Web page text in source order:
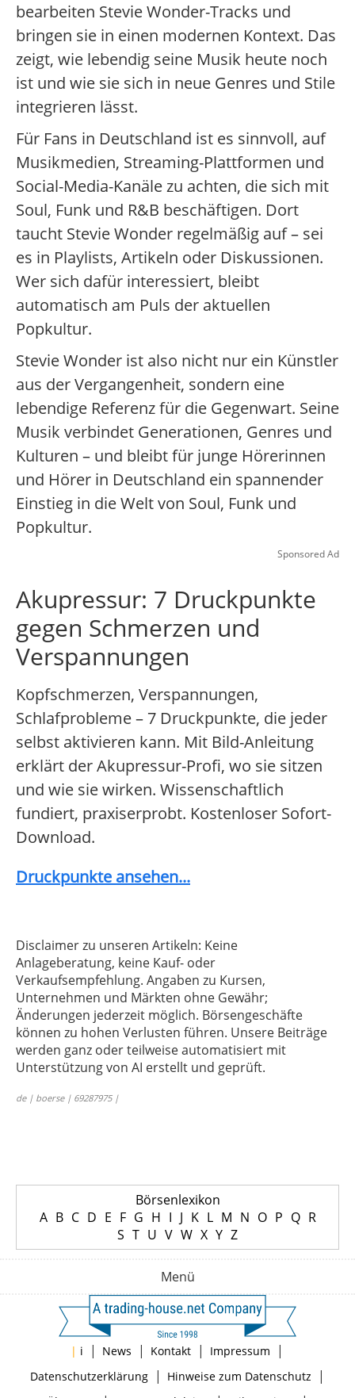
bearbeiten Stevie Wonder-Tracks und
bringen sie in einen modernen Kontext. Das
zeigt, wie lebendig seine Musik heute noch
ist und wie sie sich in neue Genres und Stile
integrieren lässt.
Für Fans in Deutschland ist es sinnvoll, auf
Musikmedien, Streaming-Plattformen und
Social-Media-Kanäle zu achten, die sich mit
Soul, Funk und R&B beschäftigen. Dort
taucht Stevie Wonder regelmäßig auf – sei
es in Playlists, Artikeln oder Diskussionen.
Wer sich dafür interessiert, bleibt
automatisch am Puls der aktuellen
Popkultur.
Stevie Wonder ist also nicht nur ein Künstler
aus der Vergangenheit, sondern eine
lebendige Referenz für die Gegenwart. Seine
Musik verbindet Generationen, Genres und
Kulturen – und bleibt für junge Hörerinnen
und Hörer in Deutschland ein spannender
Einstieg in die Welt von Soul, Funk und
Popkultur.
Sponsored Ad
Akupressur: 7 Druckpunkte
gegen Schmerzen und
Verspannungen
Kopfschmerzen, Verspannungen,
Schlafprobleme – 7 Druckpunkte, die jeder
selbst aktivieren kann. Mit Bild-Anleitung
erklärt der Akupressur-Profi, wo sie sitzen
und wie sie wirken. Wissenschaftlich
fundiert, praxiserprobt. Kostenloser Sofort-
Download.
Druckpunkte ansehen...
Disclaimer zu unseren Artikeln: Keine
Anlageberatung, keine Kauf- oder
Verkaufsempfehlung. Angaben zu Kursen,
Unternehmen und Märkten ohne Gewähr;
Änderungen jederzeit möglich. Börsengeschäfte
können zu hohen Verlusten führen. Unsere Beiträge
werden ganz oder teilweise automatisiert mit
Unterstützung von AI erstellt und geprüft.
de | boerse | 69287975 |
Börsenlexikon
A B C D E F G H I J K L M N O P Q R
S T U V W X Y Z
Menü
| i | News | Kontakt | Impressum |
Datenschutzerklärung| Hinweise zum Datenschutz |